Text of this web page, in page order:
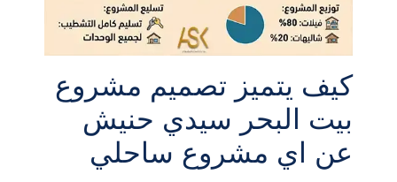
كيف يتميز تصميم مشروع
بيت البحر سيدي حنيش
عن اي مشروع ساحلي